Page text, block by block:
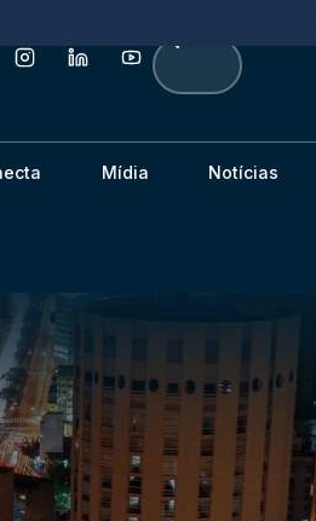
Mídia Notícias